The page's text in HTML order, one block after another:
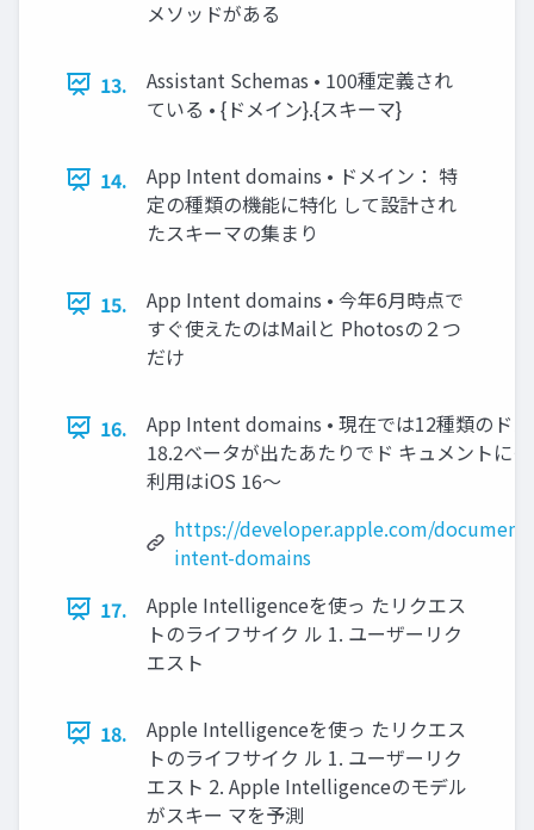
メソッドがある
13.
Assistant Schemas • 100種定義され
ている • {ドメイン}.{スキーマ}
14.
App Intent domains • ドメイン： 特
定の種類の機能に特化 して設計され
たスキーマの集まり
15.
App Intent domains • 今年6月時点で
すぐ使えたのはMailと Photosの２つ
だけ
16.
App Intent domains • 現在では12種類のド
18.2ベータが出たあたりでド キュメントに
利用はiOS 16〜
https://developer.apple.com/
intent-domains
17.
Apple Intelligenceを使っ たリクエス
トのライフサイク ル 1. ユーザーリク
エスト
18.
Apple Intelligenceを使っ たリクエス
トのライフサイク ル 1. ユーザーリク
エスト 2. Apple Intelligenceのモデル
がスキー マを予測